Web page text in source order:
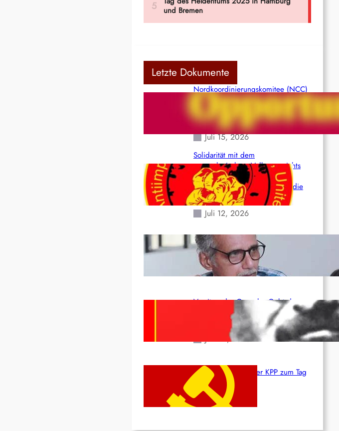
Letzte Dokumente
Nordkoordinierungskomitee (NCC)
der Kommunistischen Partei Indiens
(Maoistisch): Postmoderner
Opportunismus
Juli 15, 2026
Solidarität mit dem
venezolanischem Volk angesichts
der verlorenen Leben und der
katastrophalen Situation durch die
Erdbeben des 24. Juni!
Juli 12, 2026
Indien: „Die Politik der
Kapitulation“ von K. Murali (Ajith)
Juli 1, 2026
Vorsitzender Gonzalo: Gebt das
Leben für die Partei und die
Juni 19, 2026
Beschluss des ZK der KPP zum Tag
des Heldentums
Juni 19, 2026